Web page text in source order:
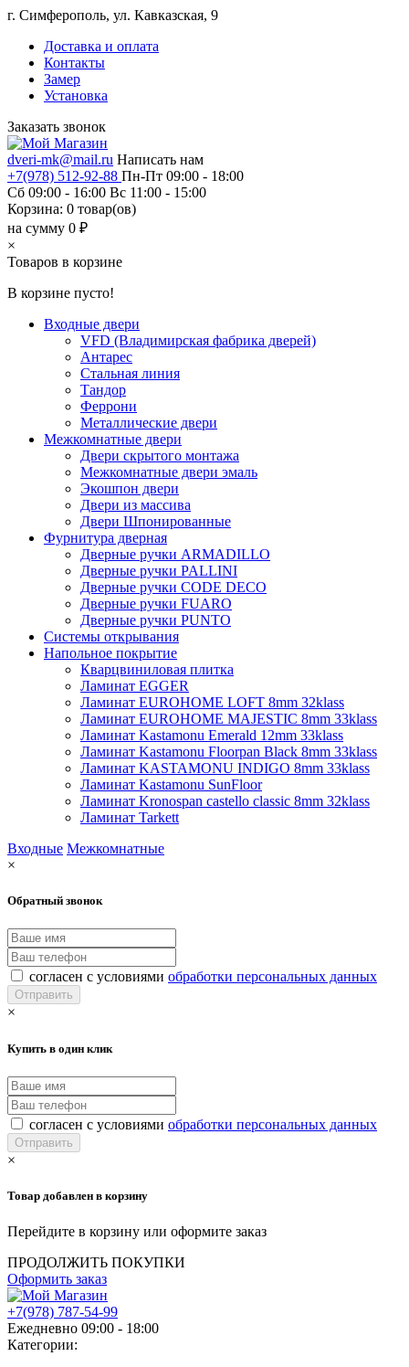
г. Симферополь, ул. Кавказская, 9
Доставка и оплата
Контакты
Замер
Установка
Заказать звонок
dveri-mk@mail.ru Написать нам
+7(978) 512-92-88 Пн-Пт 09:00 - 18:00
Сб 09:00 - 16:00 Вс 11:00 - 15:00
Корзина: 0 товар(ов)
на сумму 0 ₽
×
Товаров в корзине
В корзине пусто!
Входные двери
VFD (Владимирская фабрика дверей)
Антарес
Стальная линия
Тандор
Феррони
Металлические двери
Межкомнатные двери
Двери скрытого монтажа
Межкомнатные двери эмаль
Экошпон двери
Двери из массива
Двери Шпонированные
Фурнитура дверная
Дверные ручки ARMADILLO
Дверные ручки PALLINI
Дверные ручки CODE DECO
Дверные ручки FUARO
Дверные ручки PUNTO
Системы открывания
Напольное покрытие
Кварцвиниловая плитка
Ламинат EGGER
Ламинат EUROHOME LOFT 8mm 32klass
Ламинат EUROHOME MAJESTIC 8mm 33klass
Ламинат Kastamonu Emerald 12mm 33klass
Ламинат Kastamonu Floorpan Black 8mm 33klass
Ламинат KASTAMONU INDIGO 8mm 33klass
Ламинат Kastamonu SunFloor
Ламинат Kronospan castello classic 8mm 32klass
Ламинат Tarkett
Входные Межкомнатные
×
Обратный звонок
согласен с условиями обработки персональных данных
×
Купить в один клик
согласен с условиями обработки персональных данных
×
Товар добавлен в корзину
Перейдите в корзину или оформите заказ
ПРОДОЛЖИТЬ ПОКУПКИ
Оформить заказ
+7(978) 787-54-99
Ежедневно 09:00 - 18:00
Категории: